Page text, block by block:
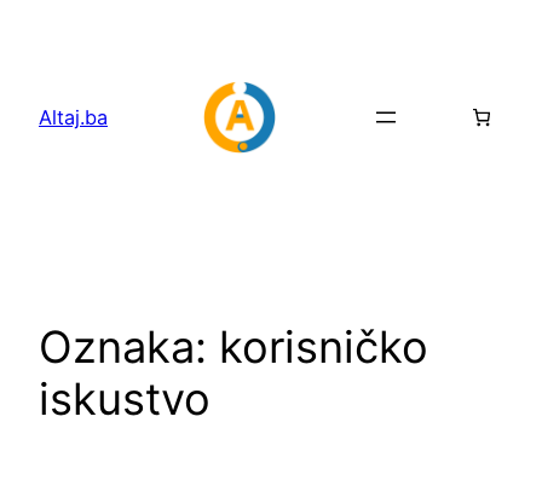
Altaj.ba
Oznaka: korisničko
iskustvo